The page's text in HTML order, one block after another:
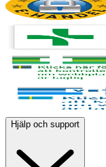
Hjälp och support